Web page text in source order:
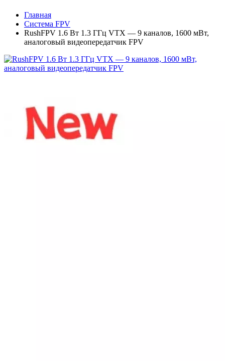
Главная
Система FPV
RushFPV 1.6 Вт 1.3 ГГц VTX — 9 каналов, 1600 мВт,
аналоговый видеопередатчик FPV